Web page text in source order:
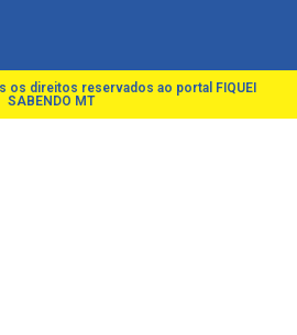
os direitos reservados ao portal FIQUEI
SABENDO MT